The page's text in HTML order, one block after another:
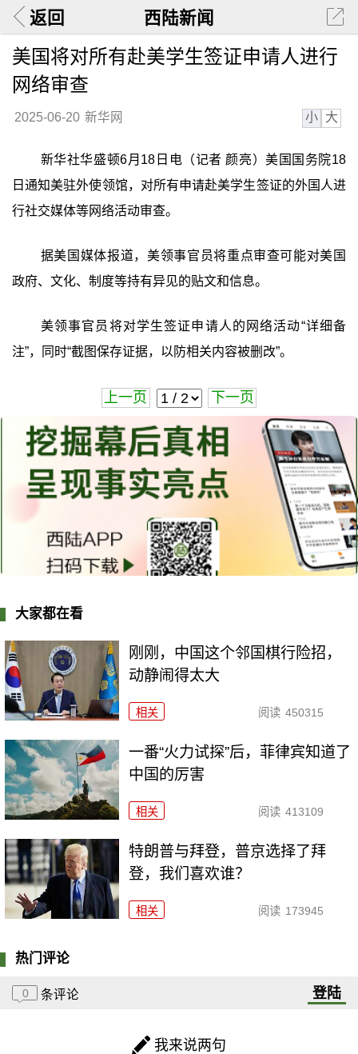
返回 西陆新闻
美国将对所有赴美学生签证申请人进行
网络审查
2025-06-20 新华网 小 大
新华社华盛顿6月18日电（记者 颜亮）美国国务院18
日通知美驻外使领馆，对所有申请赴美学生签证的外国人进
行社交媒体等网络活动审查。
据美国媒体报道，美领事官员将重点审查可能对美国
政府、文化、制度等持有异见的贴文和信息。
美领事官员将对学生签证申请人的网络活动“详细备
注”，同时“截图保存证据，以防相关内容被删改”。
上一页 下一页
大家都在看
刚刚，中国这个邻国棋行险招，
动静闹得太大
相关 阅读 450315
一番“火力试探”后，菲律宾知道了
中国的厉害
相关 阅读 413109
特朗普与拜登，普京选择了拜
登，我们喜欢谁？
相关 阅读 173945
热门评论
0 条评论 登陆
我来说两句